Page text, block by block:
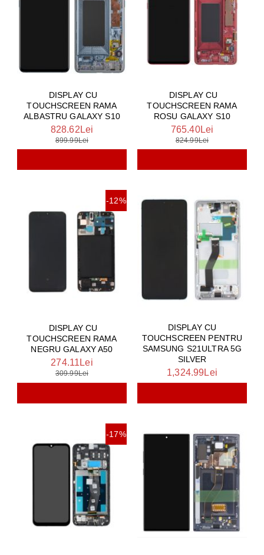
DISPLAY CU
TOUCHSCREEN RAMA
ALBASTRU GALAXY S10
828.62Lei
899.99Lei
DISPLAY CU
TOUCHSCREEN RAMA
ROSU GALAXY S10
765.40Lei
824.99Lei
-12%
DISPLAY CU
TOUCHSCREEN RAMA
NEGRU GALAXY A50
274.11Lei
309.99Lei
DISPLAY CU
TOUCHSCREEN PENTRU
SAMSUNG S21ULTRA 5G
SILVER
1,324.99Lei
-17%